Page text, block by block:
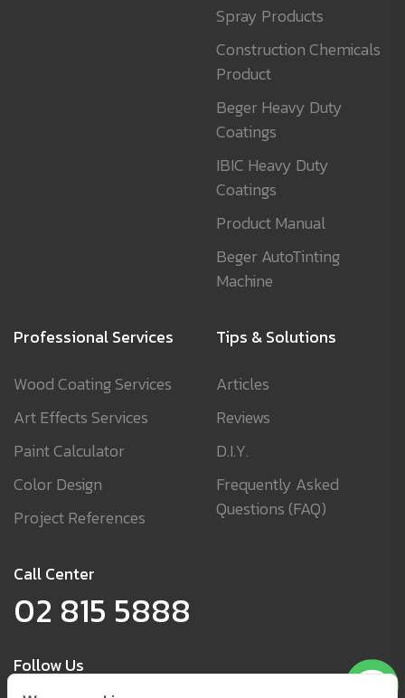
Spray Products
Construction Chemicals
Product
Beger Heavy Duty
Coatings
IBIC Heavy Duty
Coatings
Product Manual
Beger AutoTinting
Machine
Professional Services
Wood Coating Services
Art Effects Services
Paint Calculator
Color Design
Project References
Tips & Solutions
Articles
Reviews
D.I.Y.
Frequently Asked
Questions (FAQ)
Call Center
02 815 5888
Follow Us